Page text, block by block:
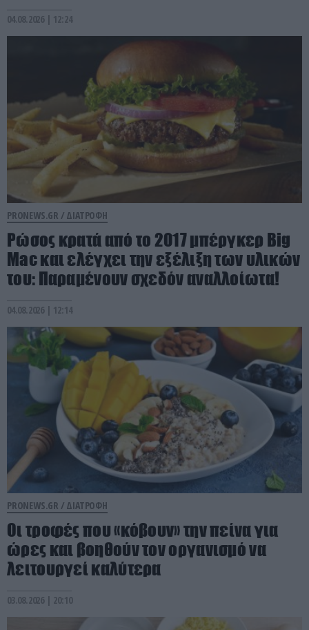
04.08.2026 | 12:24
PRONEWS.GR / ΔΙΑΤΡΟΦΗ
Ρώσος κρατά από το 2017 μπέργκερ Big
Mac και ελέγχει την εξέλιξη των υλικών
του: Παραμένουν σχεδόν αναλλοίωτα!
04.08.2026 | 12:14
PRONEWS.GR / ΔΙΑΤΡΟΦΗ
Οι τροφές που «κόβουν» την πείνα για
ώρες και βοηθούν τον οργανισμό να
λειτουργεί καλύτερα
03.08.2026 | 20:10